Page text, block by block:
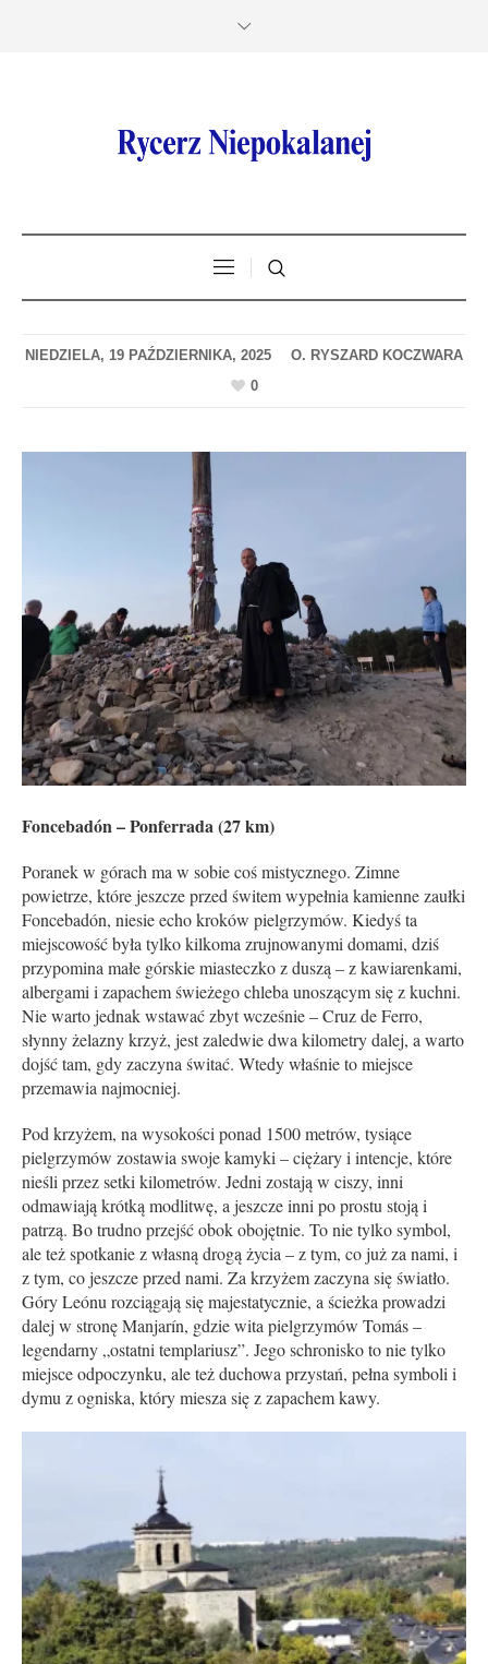
NIEDZIELA, 19 PAŹDZIERNIKA, 2025
0
Foncebadón – Ponferrada (27 km)
Poranek w górach ma w sobie coś mistycznego. Zimne
powietrze, które jeszcze przed świtem wypełnia kamienne zaułki
Foncebadón, niesie echo kroków pielgrzymów. Kiedyś ta
miejscowość była tylko kilkoma zrujnowanymi domami, dziś
przypomina małe górskie miasteczko z duszą – z kawiarenkami,
albergami i zapachem świeżego chleba unoszącym się z kuchni.
Nie warto jednak wstawać zbyt wcześnie – Cruz de Ferro,
słynny żelazny krzyż, jest zaledwie dwa kilometry dalej, a warto
dojść tam, gdy zaczyna świtać. Wtedy właśnie to miejsce
przemawia najmocniej.
Pod krzyżem, na wysokości ponad 1500 metrów, tysiące
pielgrzymów zostawia swoje kamyki – ciężary i intencje, które
nieśli przez setki kilometrów. Jedni zostają w ciszy, inni
odmawiają krótką modlitwę, a jeszcze inni po prostu stoją i
patrzą. Bo trudno przejść obok obojętnie. To nie tylko symbol,
ale też spotkanie z własną drogą życia – z tym, co już za nami, i
z tym, co jeszcze przed nami. Za krzyżem zaczyna się światło.
Góry Leónu rozciągają się majestatycznie, a ścieżka prowadzi
dalej w stronę Manjarín, gdzie wita pielgrzymów Tomás –
legendarny „ostatni templariusz”. Jego schronisko to nie tylko
miejsce odpoczynku, ale też duchowa przystań, pełna symboli i
dymu z ogniska, który miesza się z zapachem kawy.